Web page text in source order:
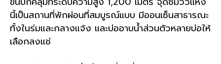
นี้เป็นสถานที่พักผ่อนที่สมบูรณ์แบบ มีออนเซ็นสาธารณะ
ทั้งในร่มและกลางแจ้ง และบ่ออาบน้ำส่วนตัวหลายบ่อให้
เลือกลงแช่